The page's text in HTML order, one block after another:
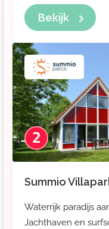
Bekijk
2
Summio
Waterrijk paradijs
Jachthaven en